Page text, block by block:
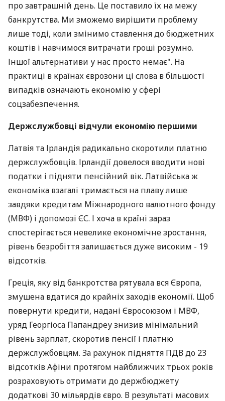
про завтрашній день. Це поставило їх на межу
банкрутства. Ми зможемо вирішити проблему
лише тоді, коли змінимо ставлення до бюджетних
коштів і навчимося витрачати гроші розумно.
Іншої альтернативи у нас просто немає". На
практиці в країнах єврозони ці слова в більшості
випадків означають економію у сфері
соцзабезпечення.
Держслужбовці відчули економію першими
Латвія та Ірландія радикально скоротили платню
держслужбовців. Ірландії довелося вводити нові
податки і підняти пенсійний вік. Латвійська ж
економіка взагалі тримається на плаву лише
завдяки кредитам Міжнародного валютного фонду
(МВФ) і допомозі ЄС. І хоча в країні зараз
спостерігається невелике економічне зростання,
рівень безробіття залишається дуже високим - 19
відсотків.
Греція, яку від банкротства рятувала вся Європа,
змушена вдатися до крайніх заходів економії. Щоб
повернути кредити, надані Євросоюзом і МВФ,
уряд Георгіоса Папандреу знизив мінімальний
рівень зарплат, скоротив пенсії і платню
держслужбовцям. За рахунок підняття ПДВ до 23
відсотків Афіни протягом найближчих трьох років
розраховують отримати до держбюджету
додаткові 30 мільярдів євро. В результаті масових